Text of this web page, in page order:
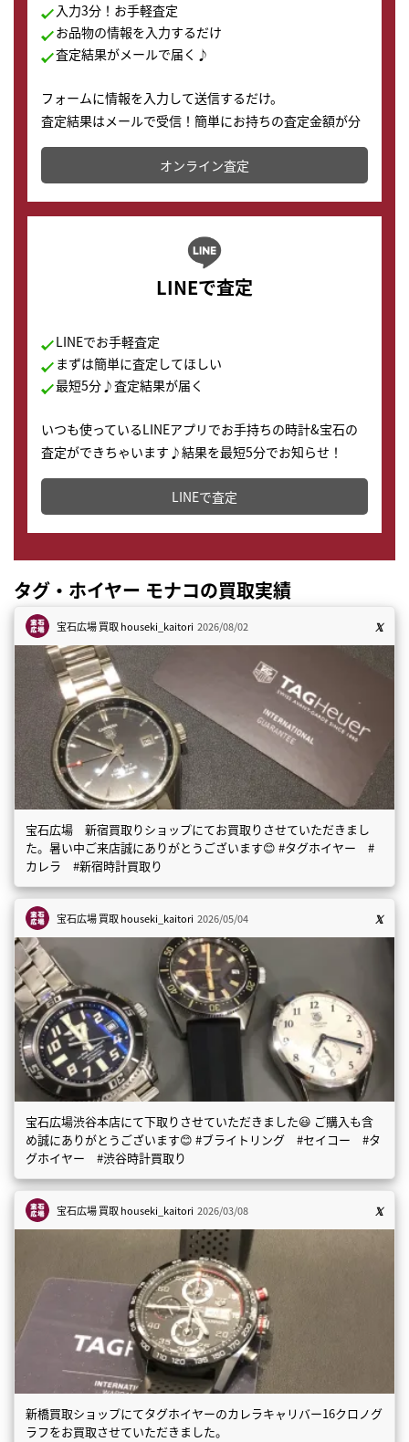
入力3分！お手軽査定
お品物の情報を入力するだけ
査定結果がメールで届く♪
フォームに情報を入力して送信するだけ。
査定結果はメールで受信！簡単にお持ちの査定金額が分
かります。
オンライン査定
LINEで査定
LINEでお手軽査定
まずは簡単に査定してほしい
最短5分♪査定結果が届く
いつも使っているLINEアプリでお手持ちの時計&宝石の
査定ができちゃいます♪結果を最短5分でお知らせ！
どこからでもすぐに査定金額を知ることが出来ます。
LINEで査定
タグ・ホイヤー モナコの買取実績
宝石広場 買取houseki_kaitori 2026/08/02
宝石広場 新宿買取りショップにてお買取りさせていただきまし
た。暑い中ご来店誠にありがとうございます😊 #タグホイヤー #
カレラ #新宿時計買取り
宝石広場 買取houseki_kaitori 2026/05/04
宝石広場渋谷本店にて下取りさせていただきました😃 ご購入も含
め誠にありがとうございます😊 #ブライトリング #セイコー #タ
グホイヤー #渋谷時計買取り
宝石広場 買取houseki_kaitori 2026/03/08
新橋買取ショップにてタグホイヤーのカレラキャリバー16クロノグ
ラフをお買取させていただきました。